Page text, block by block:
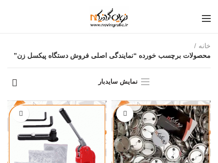
خانه
محصولات برچسب خورده “نمایندگی اصلی فروش دستگاه پیکسل زن”
نمایش سایدبار